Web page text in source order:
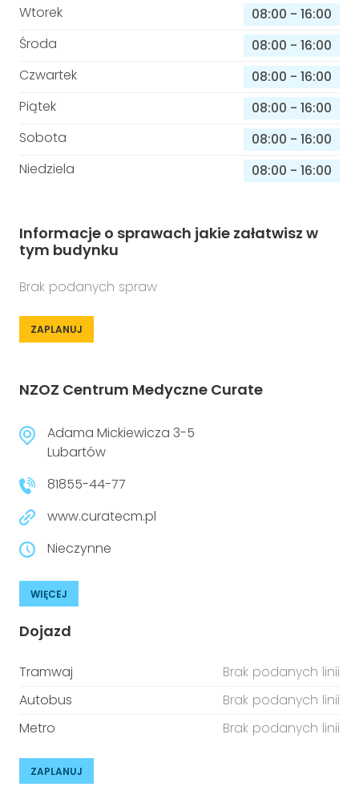
Wtorek
08:00 - 16:00
Środa
08:00 - 16:00
Czwartek
08:00 - 16:00
Piątek
08:00 - 16:00
Sobota
08:00 - 16:00
Niedziela
08:00 - 16:00
Informacje o sprawach jakie załatwisz w
tym budynku
Brak podanych spraw
ZAPLANUJ
NZOZ Centrum Medyczne Curate
Adama Mickiewicza 3-5
Lubartów
81855-44-77
www.curatecm.pl
Nieczynne
WIĘCEJ
Dojazd
Tramwaj
Brak podanych linii
Autobus
Brak podanych linii
Metro
Brak podanych linii
ZAPLANUJ